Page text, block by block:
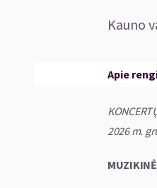
Kauno
Apie
2026 m.